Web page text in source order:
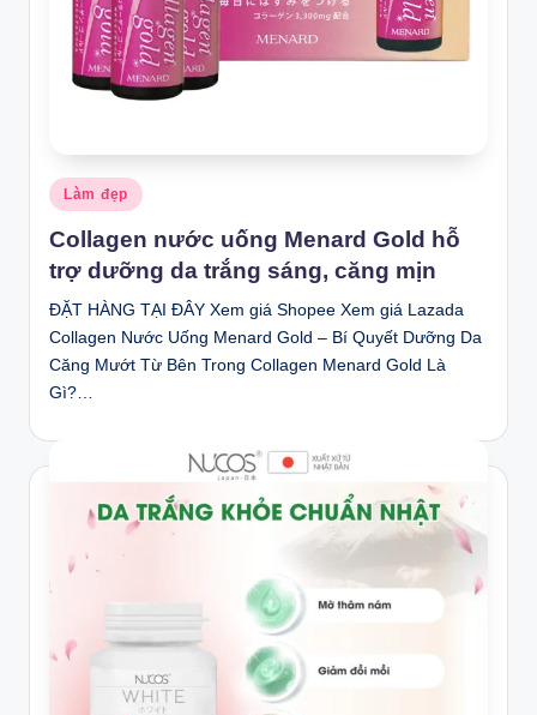
Posted
in
Làm đẹp
Collagen nước uống Menard Gold hỗ
trợ dưỡng da trắng sáng, căng mịn
ĐẶT HÀNG TẠI ĐÂY Xem giá Shopee Xem giá Lazada
Collagen Nước Uống Menard Gold – Bí Quyết Dưỡng Da
Căng Mướt Từ Bên Trong Collagen Menard Gold Là
Gì?…